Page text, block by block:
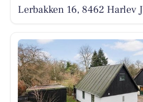
Lerbakken 16, 8462 Harlev J